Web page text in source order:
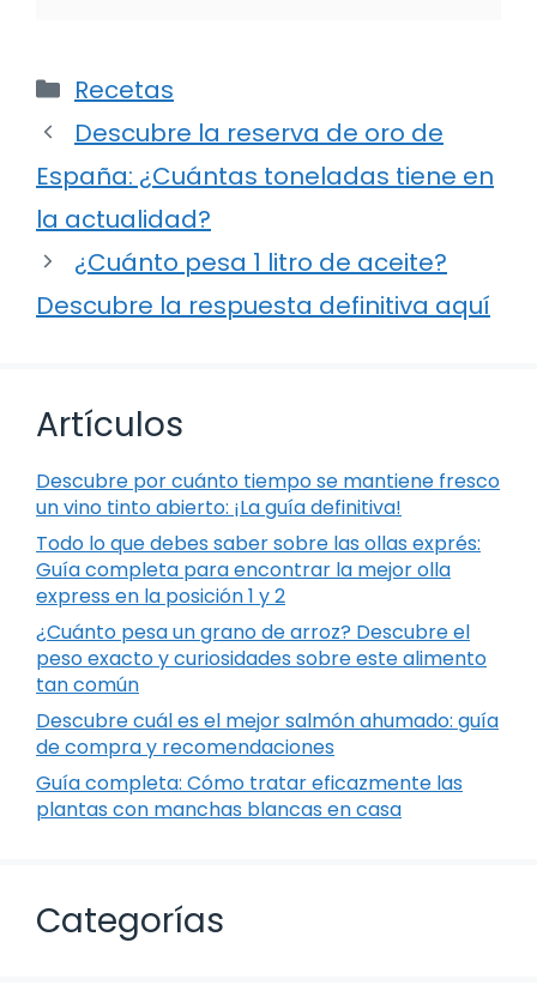
Categorías
Recetas
Descubre la reserva de oro de
España: ¿Cuántas toneladas tiene en
la actualidad?
¿Cuánto pesa 1 litro de aceite?
Descubre la respuesta definitiva aquí
Artículos
Descubre por cuánto tiempo se mantiene fresco
un vino tinto abierto: ¡La guía definitiva!
Todo lo que debes saber sobre las ollas exprés:
Guía completa para encontrar la mejor olla
express en la posición 1 y 2
¿Cuánto pesa un grano de arroz? Descubre el
peso exacto y curiosidades sobre este alimento
tan común
Descubre cuál es el mejor salmón ahumado: guía
de compra y recomendaciones
Guía completa: Cómo tratar eficazmente las
plantas con manchas blancas en casa
Categorías